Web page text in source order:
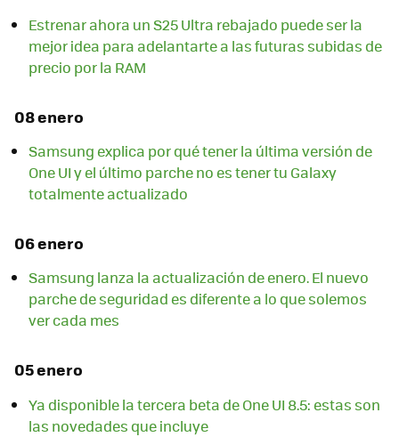
Estrenar ahora un S25 Ultra rebajado puede ser la
mejor idea para adelantarte a las futuras subidas de
precio por la RAM
08 enero
Samsung explica por qué tener la última versión de
One UI y el último parche no es tener tu Galaxy
totalmente actualizado
06 enero
Samsung lanza la actualización de enero. El nuevo
parche de seguridad es diferente a lo que solemos
ver cada mes
05 enero
Ya disponible la tercera beta de One UI 8.5: estas son
las novedades que incluye